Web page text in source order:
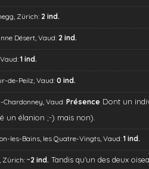
Zürich: 2 ind.
Désert, Vaud: 2 ind.
1 ind.
de-Peilz, Vaud: 0 ind.
Chardonney, Vaud: Présence Dont un
un élanion ;-) mais non).
les-Bains, les Quatre-Vingts, Vaud:1 ind.
Zürich:~2 ind. Tandis qu'un des deux